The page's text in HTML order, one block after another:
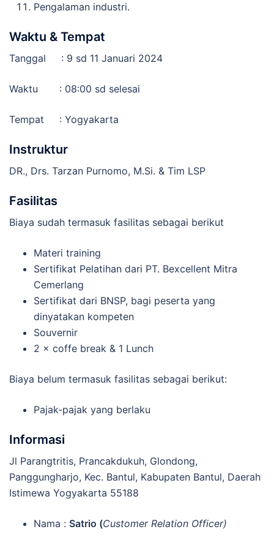
Pengalaman industri.
Waktu & Tempat
Tanggal : 9 sd 11 Januari 2024
Waktu : 08:00 sd selesai
Tempat : Yogyakarta
Instruktur
DR., Drs. Tarzan Purnomo, M.Si. & Tim LSP
Fasilitas
Biaya sudah termasuk fasilitas sebagai berikut
Materi training
Sertifikat Pelatihan dari PT. Bexcellent Mitra
Cemerlang
Sertifikat dari BNSP, bagi peserta yang
dinyatakan kompeten
Souvernir
2 × coffe break & 1 Lunch
Biaya belum termasuk fasilitas sebagai berikut:
Pajak-pajak yang berlaku
Informasi
Jl Parangtritis, Prancakdukuh, Glondong,
Panggungharjo, Kec. Bantul, Kabupaten Bantul, Daerah
Istimewa Yogyakarta 55188
Nama : Satrio (Customer Relation Officer)